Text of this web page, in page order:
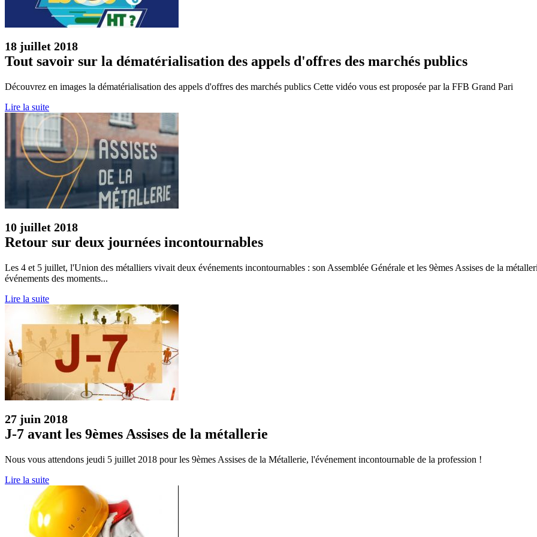
18 juillet 2018
Tout savoir sur la dématérialisation des appels d'offres des marchés publics
Découvrez en images la dématérialisation des appels d'offres des marchés publics Cette vidéo vous est proposée par la FFB Grand Pari
Lire la suite
10 juillet 2018
Retour sur deux journées incontournables
Les 4 et 5 juillet, l'Union des métalliers vivait deux événements incontournables : son Assemblée Générale et les 9èmes Assises de la
événements des moments...
Lire la suite
27 juin 2018
J-7 avant les 9èmes Assises de la métallerie
Nous vous attendons jeudi 5 juillet 2018 pour les 9èmes Assises de la Métallerie, l'événement incontournable de la profession !
Lire la suite